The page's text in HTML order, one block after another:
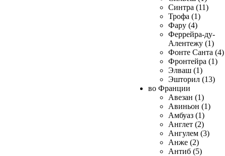
Синтра (11)
Трофа (1)
Фару (4)
Феррейра-ду-
Алентежу (1)
Фонте Санта (4)
Фронтейра (1)
Элваш (1)
Эшторил (13)
во Франции
Авезан (1)
Авиньон (1)
Амбуаз (1)
Англет (2)
Ангулем (3)
Анже (2)
Антиб (5)